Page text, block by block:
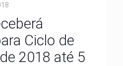
Ciclo de
2018 até 5